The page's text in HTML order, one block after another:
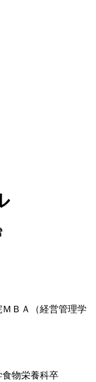
ＢＡ（経営管理学
物栄養科卒